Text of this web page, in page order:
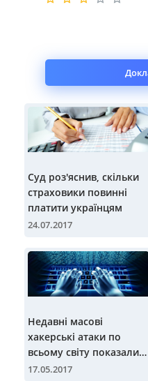
Суд роз'яснив, скільки
страховики повинні
платити українцям
24.07.2017
Недавні масові
хакерські атаки по
всьому світу показали
навіщо потрібно кібер-
17.05.2017